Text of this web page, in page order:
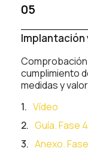
05
Implantación
cumplimiento
medidas y
Vídeo
Guía. Fase 4
Anexo.